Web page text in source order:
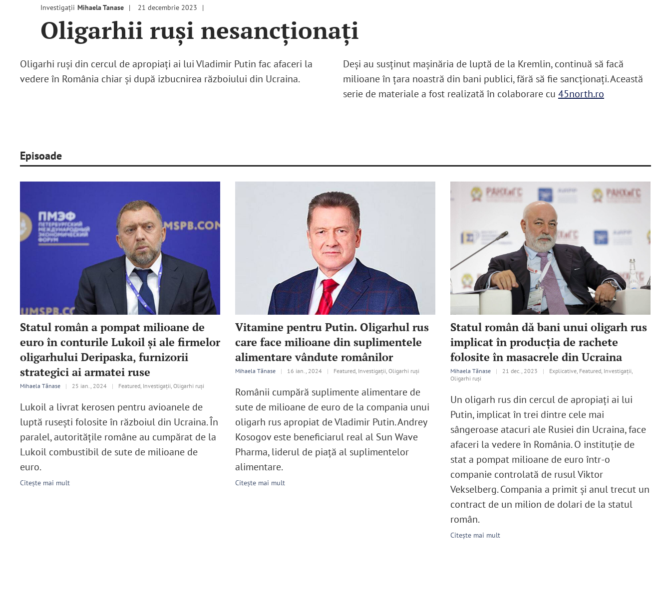
Investigații Mihaela Tanase 21 decembrie 2023
Oligarhii ruși nesancționați
Oligarhi ruși din cercul de apropiați ai lui Vladimir Putin fac afaceri la
vedere în România chiar și după izbucnirea războiului din Ucraina.
Deși au susținut mașinăria de luptă de la Kremlin, continuă să facă
milioane în țara noastră din bani publici, fără să fie sancționați. Această
serie de materiale a fost realizată în colaborare cu 45north.ro
Episoade
Statul român a pompat milioane de
euro în conturile Lukoil și ale firmelor
oligarhului Deripaska, furnizorii
strategici ai armatei ruse
Mihaela Tănase | 25 ian., 2024 | Featured, Investigații, Oligarhi ruși
Lukoil a livrat kerosen pentru avioanele de
luptă rusești folosite în războiul din Ucraina. În
paralel, autoritățile române au cumpărat de la
Lukoil combustibil de sute de milioane de
euro.
Citește mai mult
Vitamine pentru Putin. Oligarhul rus
care face milioane din suplimentele
alimentare vândute românilor
Mihaela Tănase | 16 ian., 2024 | Featured, Investigații, Oligarhi ruși
Românii cumpără suplimente alimentare de
sute de milioane de euro de la compania unui
oligarh rus apropiat de Vladimir Putin. Andrey
Kosogov este beneficiarul real al Sun Wave
Pharma, liderul de piață al suplimentelor
alimentare.
Citește mai mult
Statul român dă bani unui oligarh rus
implicat în producția de rachete
folosite în masacrele din Ucraina
Mihaela Tănase | 21 dec., 2023 |
Explicative, Featured, Investigații,
Oligarhi ruși
Un oligarh rus din cercul de apropiați ai lui
Putin, implicat în trei dintre cele mai
sângeroase atacuri ale Rusiei din Ucraina, face
afaceri la vedere în România. O instituție de
stat a pompat milioane de euro într-o
companie controlată de rusul Viktor
Vekselberg. Compania a primit și anul trecut un
contract de un milion de dolari de la statul
român.
Citește mai mult